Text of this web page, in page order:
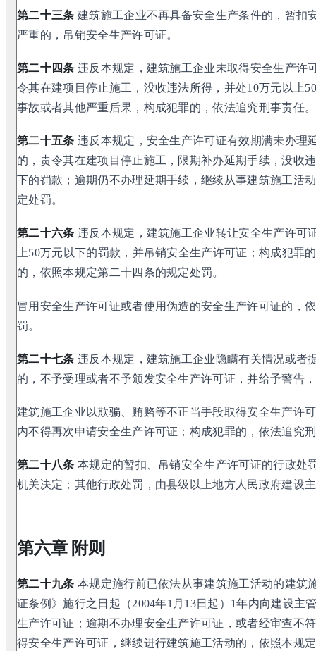
第二十三条 建筑施工企业不再具备安全生产条件的，暂扣
严重的，吊销安全生产许可证。
第二十四条 违反本规定，建筑施工企业未取得安全生产许
令其在建项目停止施工，没收违法所得，并处10万元以上
事故或者其他严重后果，构成犯罪的，依法追究刑事责任。
第二十五条 违反本规定，安全生产许可证有效期满未办理
的，责令其在建项目停止施工，限期补办延期手续，没收
下的罚款；逾期仍不办理延期手续，继续从事建筑施工活
定处罚。
第二十六条 违反本规定，建筑施工企业转让安全生产许可
上50万元以下的罚款，并吊销安全生产许可证；构成犯罪
的，依照本规定第二十四条的规定处罚。
冒用安全生产许可证或者使用伪造的安全生产许可证的，
罚。
第二十七条 违反本规定，建筑施工企业隐瞒有关情况或者
的，不予受理或者不予颁发安全生产许可证，并给予警告
建筑施工企业以欺骗、贿赂等不正当手段取得安全生产许
内不得再次申请安全生产许可证；构成犯罪的，依法追究
第二十八条 本规定的暂扣、吊销安全生产许可证的行政处
机关决定；其他行政处罚，由县级以上地方人民政府建设
第六章 附则
第二十九条 本规定施行前已依法从事建筑施工活动的建筑
证条例》施行之日起（2004年1月13日起）1年内向建设主
生产许可证；逾期不办理安全生产许可证，或者经审查不
得安全生产许可证，继续进行建筑施工活动的，依照本规